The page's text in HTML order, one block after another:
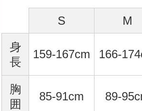
S
M
身
長
159-167cm 166-
胸
囲
85-91cm 89-